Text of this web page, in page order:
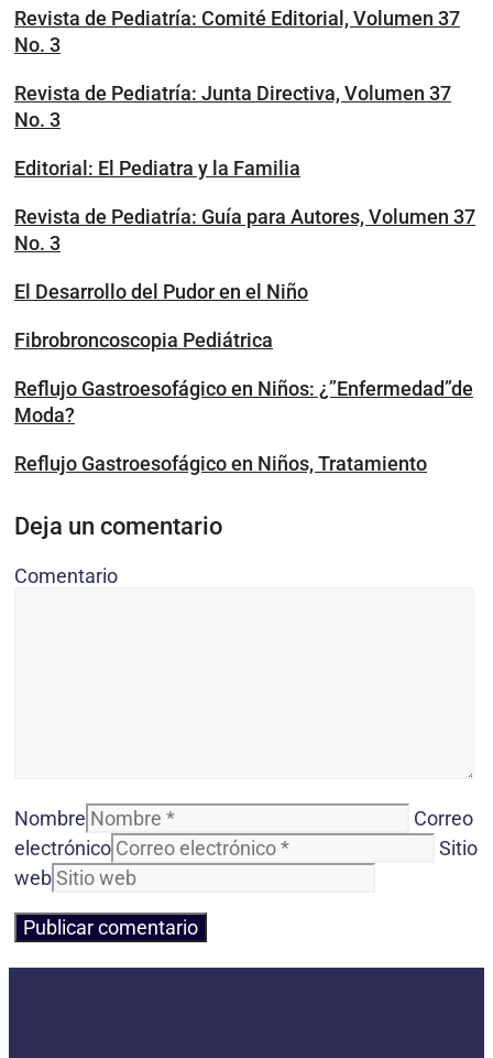
Revista de Pediatría: Comité Editorial, Volumen 37
No. 3
Revista de Pediatría: Junta Directiva, Volumen 37
No. 3
Editorial: El Pediatra y la Familia
Revista de Pediatría: Guía para Autores, Volumen 37
No. 3
El Desarrollo del Pudor en el Niño
Fibrobroncoscopia Pediátrica
Reflujo Gastroesofágico en Niños: ¿”Enfermedad”de
Moda?
Reflujo Gastroesofágico en Niños, Tratamiento
Deja un comentario
Comentario
Nombre
Correo
electrónico
Sitio
web